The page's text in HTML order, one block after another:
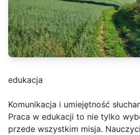
edukacja
Komunikacja i umiejętność
Praca w edukacji to nie tylko
przede wszystkim misja.